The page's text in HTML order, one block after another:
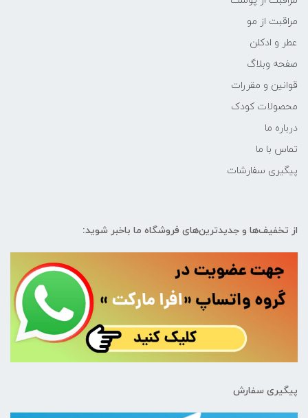
مراقبت از مو
عطر و ادکلن
صفحه وبلاگ
قوانین و مقررات
محصولات کودک
درباره ما
تماس با ما
پیگیری سفارشات
از تخفیف‌ها و جدیدترین‌های فروشگاه ما باخبر شوید:
پیگیری سفارش